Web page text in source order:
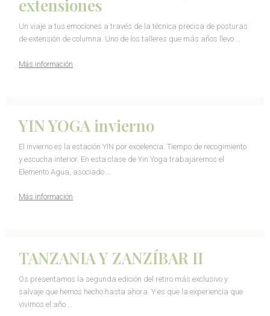
extensiones
Un viaje a tus emociones a través de la técnica precisa de posturas
de extensión de columna. Uno de los talleres que más años llevo …
Más información
YIN YOGA invierno
El invierno es la estación YIN por excelencia. Tiempo de recogimiento
y escucha interior. En esta clase de Yin Yoga trabajaremos el
Elemento Agua, asociado …
Más información
TANZANIA Y ZANZÍBAR II
Os presentamos la segunda edición del retiro más exclusivo y
salvaje que hemos hecho hasta ahora. Y es que la experiencia que
vivimos el año …